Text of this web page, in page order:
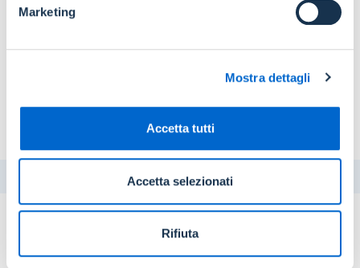
Marketing
Mostra dettagli
Accetta tutti
Accetta selezionati
Rifiuta
Registrati
RICERCA ENTI EROGATORI
STAMPA CONDIVIDI